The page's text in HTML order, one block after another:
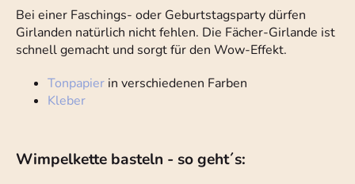
Bei einer Faschings- oder Geburtstagsparty dürfen
Girlanden natürlich nicht fehlen. Die Fächer-Girlande ist
schnell gemacht und sorgt für den Wow-Effekt.
Tonpapier in verschiedenen Farben
Kleber
Wimpelkette basteln - so geht´s: